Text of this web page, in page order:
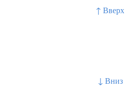
↑ Вверх
↓ Вниз